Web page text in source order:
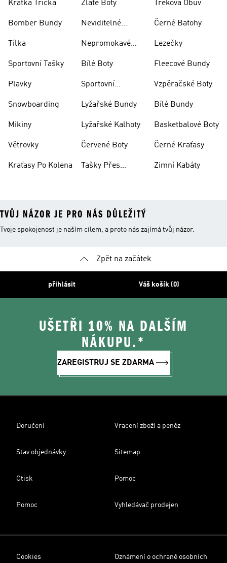
Krátká Trička
Bomber Bundy
Tílka
Sportovní Tašky
Plavky
Snowboarding
Mikiny
Větrovky
Kraťasy Po Kolena
Zlaté Boty
Neviditelné
Nepromokavé
Bílé Boty
Sportovní
Lyžařské Bundy
Lyžařské Kalhoty
Červené Boty
Tašky Přes
Treková Obuv
Černé Batohy
Lezečky
Fleecové Bundy
Vzpěračské Boty
Bílé Bundy
Basketbalové Boty
Černé Kraťasy
Zimní Kabáty
TVŮJ NÁZOR JE PRO NÁS DŮLEŽITÝ
Tvoje spokojenost je naším cílem, a proto nás zajímá tvůj názor.
Zpět na začátek
přihlásit Váš košík (0)
UŠETŘI 10% NA DALŠÍM
NÁKUPU.*
ZAREGISTRUJ SE ZDARMA
Doručení Vracení zboží a peněz
Stav objednávky Sitemap
Otisk Pomoc
Pomoc Vyhledávač prodejen
Cookies Oznámení o ochraně osobních